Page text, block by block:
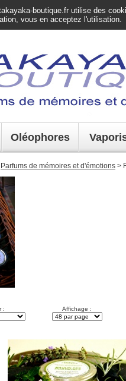
boutique.fr utilise des
vous en acceptez l'utilisation.
Oléophores
Parfums de mémoires et d'émotions >
: Affichage :